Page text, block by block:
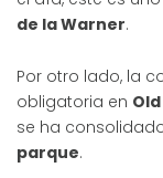
de la Warner.
Por otro lado, la
obligatoria en
se ha
parque.